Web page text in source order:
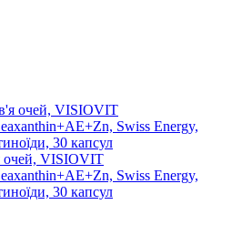
очей, VISIOVIT
Swiss Energy,
30 капсул